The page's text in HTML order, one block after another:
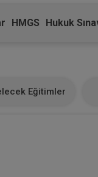
HMGS Hukuk
Eğitimler